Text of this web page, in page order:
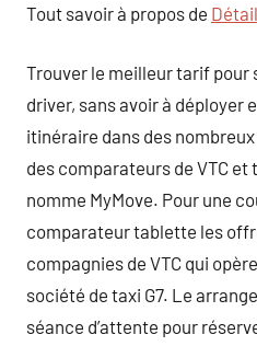
Tout savoir à propos de
Trouver le meilleur tarif pour
driver, sans avoir à déployer
itinéraire dans des nombreux
des comparateurs de VTC et
nomme MyMove. Pour une
comparateur tablette les
compagnies de VTC qui
société de taxi G7. Le
séance d’attente pour